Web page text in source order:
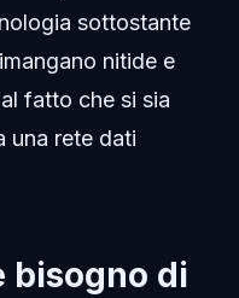
sottostante
nitide e
fatto che si sia
una rete dati
bisogno di